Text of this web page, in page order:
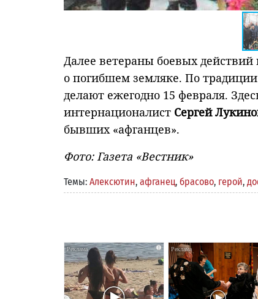
Далее ветераны боевых
о погибшем земляке. По
делают ежегодно 15 февраля.
интернационалист Сергей
бывших «афганцев».
Фото: Газета «Вестник»
Темы: Алексютин, афганец, брасово, герой,
i